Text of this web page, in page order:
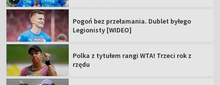
Pogoń bez przełamania. Dublet byłego
Legionisty [WIDEO]
Polka z tytułem rangi WTA! Trzeci rok z
rzędu